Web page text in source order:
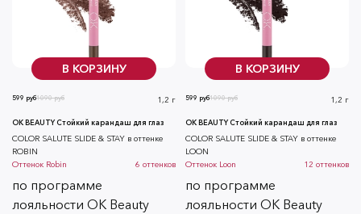
В КОРЗИНУ
1090 руб
599 руб 1,2 г
OK BEAUTY Стойкий карандаш для глаз
COLOR SALUTE SLIDE & STAY в оттенке
ROBIN
Оттенок Robin 6 оттенков
по программе
лояльности OK Beauty
В КОРЗИНУ
1090 руб
599 руб 1,2 г
OK BEAUTY Стойкий карандаш для глаз
COLOR SALUTE SLIDE & STAY в оттенке
LOON
Оттенок Loon 12 оттенков
по программе
лояльности OK Beauty